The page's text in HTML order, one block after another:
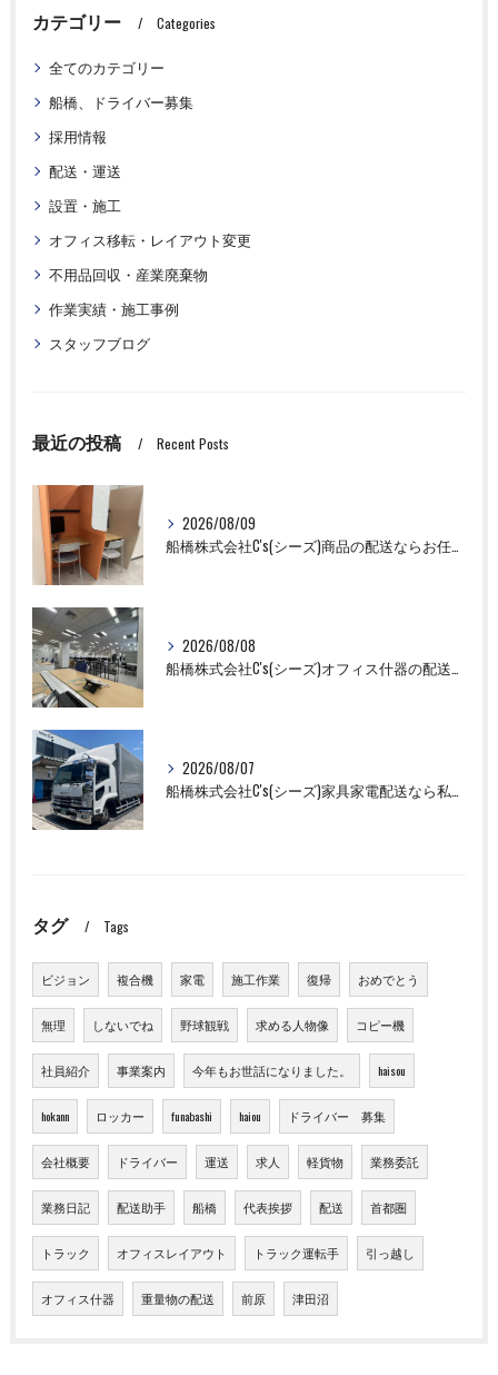
カテゴリー Categories
全てのカテゴリー
船橋、ドライバー募集
採用情報
配送・運送
設置・施工
オフィス移転・レイアウト変更
不用品回収・産業廃棄物
作業実績・施工事例
スタッフブログ
最近の投稿 Recent Posts
2026/08/09
船橋株式会社C's(シーズ)商品の配送ならお任せください！
2026/08/08
船橋株式会社C's(シーズ)オフィス什器の配送設置作業ならお任せください！
2026/08/07
船橋株式会社C's(シーズ)家具家電配送なら私たちにお任せください！
タグ Tags
ビジョン 複合機 家電 施工作業 復帰 おめでとう
無理 しないでね 野球観戦 求める人物像 コピー機
社員紹介 事業案内 今年もお世話になりました。 haisou
hokann ロッカー funabashi haiou ドライバー 募集
会社概要 ドライバー 運送 求人 軽貨物 業務委託
業務日記 配送助手 船橋 代表挨拶 配送 首都圏
トラック オフィスレイアウト トラック運転手 引っ越し
オフィス什器 重量物の配送 前原 津田沼